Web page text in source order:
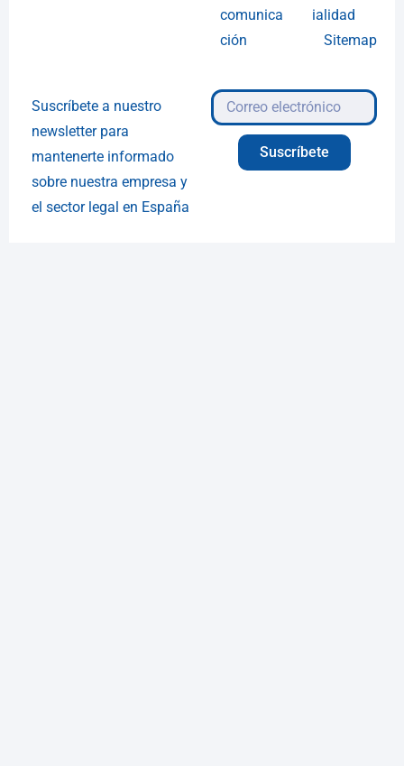
comunica
ción
ialidad
Sitemap
Suscríbete a nuestro
newsletter para
mantenerte informado
sobre nuestra empresa y
el sector legal en España
Suscríbete